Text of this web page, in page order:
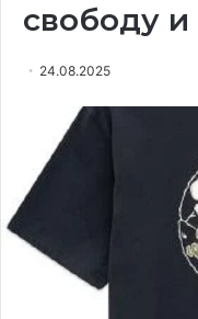
свободу и
24.08.2025